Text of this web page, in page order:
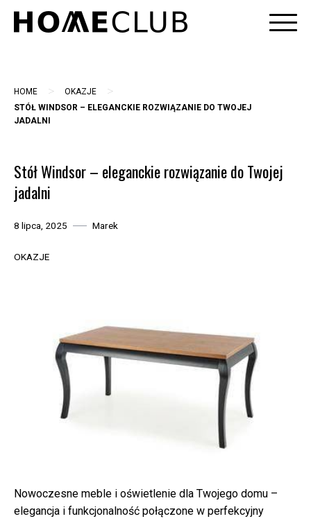
Skip
HOME > OKAZJE >
STÓŁ WINDSOR – ELEGANCKIE ROZWIĄZANIE DO TWOJEJ
JADALNI
Stół Windsor – eleganckie rozwiązanie do Twojej
jadalni
8 lipca, 2025 Marek
OKAZJE
Nowoczesne meble i oświetlenie dla Twojego domu –
elegancja i funkcjonalność połączone w perfekcyjny